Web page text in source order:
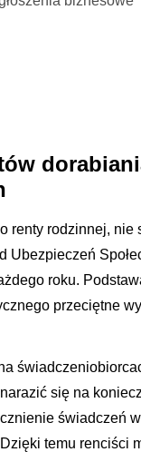
renty rodzinnej, nie
Ubezpieczeń
roku.
przeciętne
się na
świadczeń
temu renciści